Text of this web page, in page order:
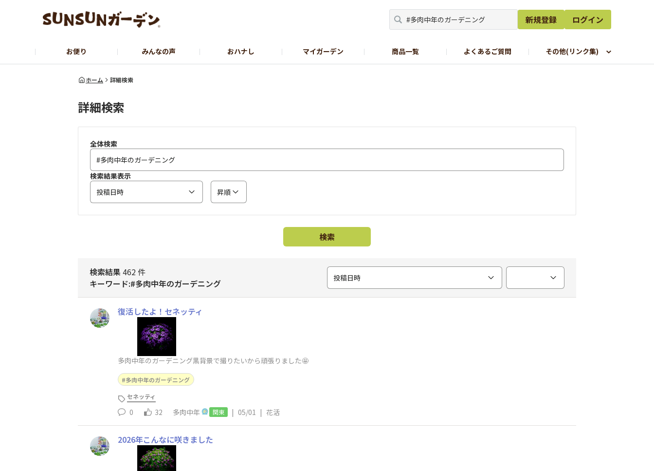
新規登録 ログイン
お便り みんなの声 おハナし マイガーデン 商品一覧 よくあるご質問 その他(リンク集)
公式サイト YouTubeチャンネル
ホーム 詳細検索
詳細検索
全体検索
検索結果表示
投稿日時
昇順
検索
検索結果462 件
キーワード:#多肉中年のガーデニング
投稿日時
復活したよ！セネッティ
多肉中年のガーデニング黒背景で撮りたいから頑張りました🤩
多肉中年のガーデニング
セネッティ
0 32 多肉中年 関東 | 05/01 | 花活
2026年こんなに咲きました